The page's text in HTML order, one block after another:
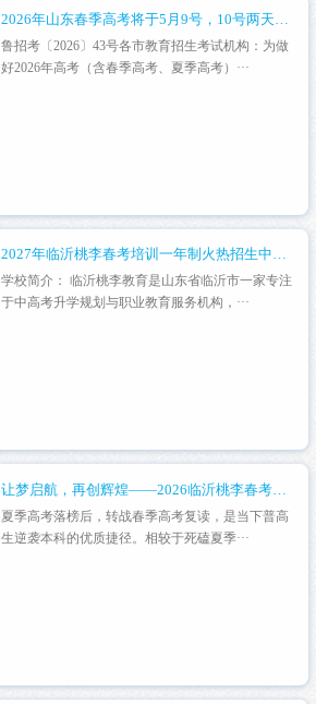
2026年山东春季高考将于5月9号，10号两天进行
鲁招考〔2026〕43号各市教育招生考试机构：为做
好2026年高考（含春季高考、夏季高考）···
2027年临沂桃李春考培训一年制火热招生中！！！
学校简介： 临沂桃李教育是山东省临沂市一家专注
于中高考升学规划与职业教育服务机构，···
夏季高考落榜后，转战春季高考复读，是当下普高
生逆袭本科的优质捷径。相较于死磕夏季···